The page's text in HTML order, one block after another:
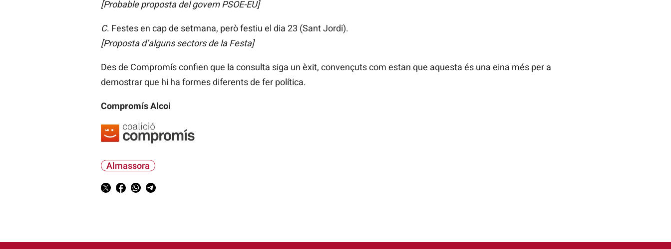
[Probable proposta del govern PSOE-EU]
C. Festes en cap de setmana, però festiu el dia 23 (Sant Jordi).
[Proposta d’alguns sectors dela Festa]
Des de Compromís confien que la consulta siga un èxit, convençuts com estan que aquesta és una eina més per a
demostrar que hi ha formes diferents de fer política.
Compromís Alcoi
Almassora